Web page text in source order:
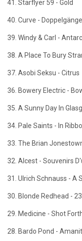
41. Starflyer 59 - Gold
40. Curve -
39. Windy & Carl -
38. A Place To Bury
37. Asobi Seksu - Citrus
36. Bowery Electric -
35. A Sunny Day In
34. Pale Saints - In
33. The Brian
32. Alcest - Souvenirs
31. Ulrich Schnauss - A
30. Blonde Redhead - 23
29. Medicine - Shot
28. Bardo Pond -